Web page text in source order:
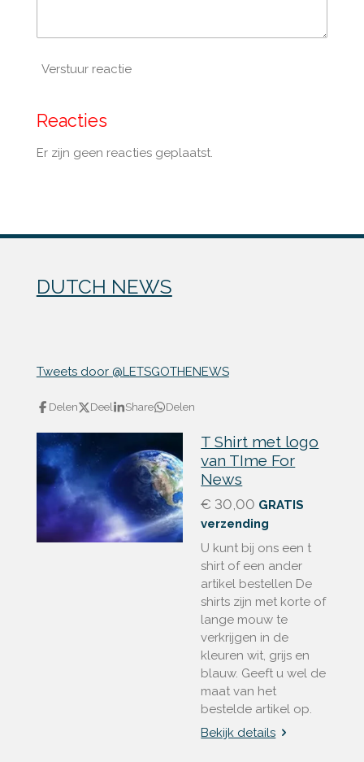
Verstuur reactie
Reacties
Er zijn geen reacties geplaatst.
DUTCH NEWS
Tweets door @LETSGOTHENEWS
Delen Deel Share Delen
T Shirt met logo
van TIme For
News
€ 30,00 GRATIS
verzending
U kunt bij ons een t
shirt of een ander
artikel bestellen De
shirts zijn met korte of
lange mouw te
verkrijgen in de
kleuren wit, grijs en
blauw. Geeft u wel de
maat van het
bestelde artikel op.
Bekijk details